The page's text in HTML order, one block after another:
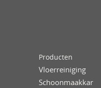
Producten
Vloerreiniging
Schoonmaakkar